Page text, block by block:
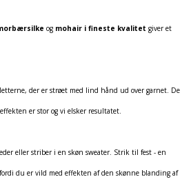
og mohair i fineste kvalitet giver et
der er strøet med lind hånd ud over garnet. De
er stor og vi elsker resultatet.
eller striber i en skøn sweater. Strik til fest - en
du er vild med effekten af den skønne blanding af